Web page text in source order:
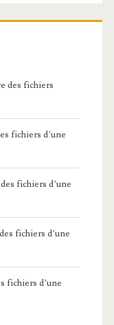
des fichiers
fichiers d’une
fichiers d’une
fichiers d’une
fichiers d’une